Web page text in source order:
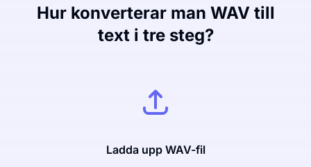
Hur konverterar man WAV till
text i tre steg?
Ladda upp WAV-fil